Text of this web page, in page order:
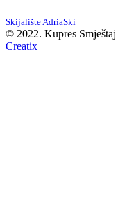
Skijalište AdriaSki
© 2022. Kupres Smještaj
Creatix